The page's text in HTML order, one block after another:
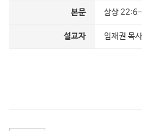
본문 삼상
설교자 임재권 목사